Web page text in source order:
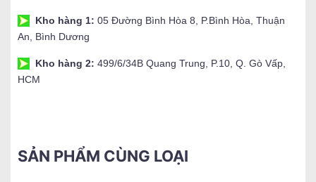
Kho hàng 1: 05 Đường Bình Hòa 8, P.Bình Hòa, Thuận
An, Bình Dương
Kho hàng 2: 499/6/34B Quang Trung, P.10, Q. Gò Vấp,
HCM
SẢN PHẨM CÙNG LOẠI